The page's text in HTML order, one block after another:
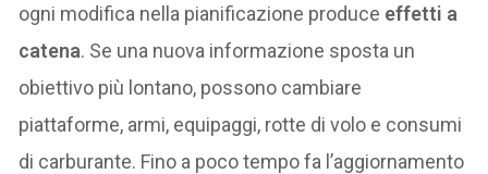
ogni modifica nella pianificazione produce effetti a
catena. Se una nuova informazione sposta un
obiettivo più lontano, possono cambiare
piattaforme, armi, equipaggi, rotte di volo e consumi
di carburante. Fino a poco tempo fa l’aggiornamento